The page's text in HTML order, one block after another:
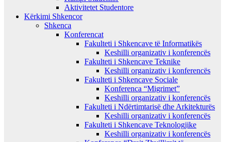
Aktivitetet Studentore
Kërkimi Shkencor
Shkenca
Konferencat
Fakulteti i Shkencave të Informatikës
Keshilli organizativ i konferencës
Fakulteti i Shkencave Teknike
Keshilli organizativ i konferencës
Fakulteti i Shkencave Sociale
Konferenca “Migrimet”
Keshilli organizativ i konferencës
Fakulteti i Ndërtimtarisë dhe Arkitekturës
Keshilli organizativ i konferencës
Fakulteti i Shkencave Teknologjike
Keshilli organizativ i konferencës